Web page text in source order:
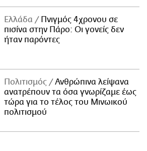
Ελλάδα
Πνιγμός 4χρονου σε
πισίνα στην Πάρο: Οι γονείς δεν
ήταν παρόντες
Πολιτισμός
Ανθρώπινα λείψανα
ανατρέπουν τα όσα γνωρίζαμε έως
τώρα για το τέλος του Μινωικού
πολιτισμού